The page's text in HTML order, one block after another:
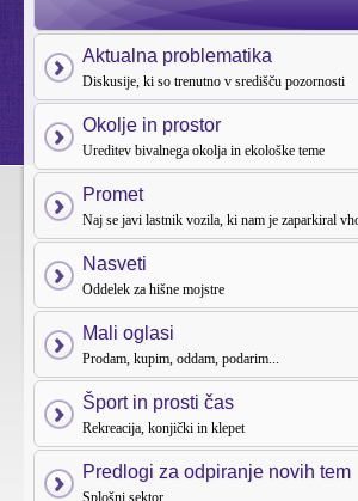
Aktualna problematika
Diskusije, ki so trenutno v središču pozornosti
Okolje in prostor
Ureditev bivalnega okolja in ekološke teme
Promet
Naj se javi lastnik vozila, ki nam je zaparkiral
Nasveti
Oddelek za hišne mojstre
Mali oglasi
Prodam, kupim, oddam, podarim...
Šport in prosti čas
Rekreacija, konjički in klepet
Predlogi za odpiranje novih tem
Splošni sektor